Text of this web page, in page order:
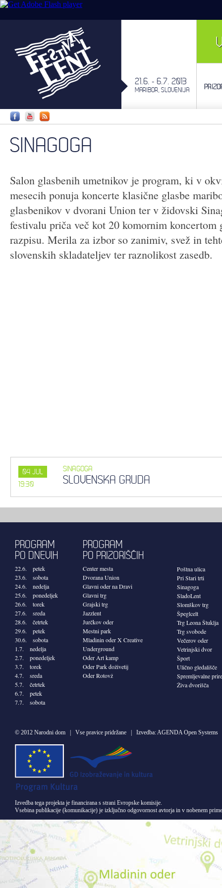
21.6. - 6.7. 2013
MARIBOR, SLOVENIJA
SINAGOGA
Salon glasbenih umetnikov je program, ki v
mesecih ponuja koncerte klasične glasbe
glasbenikov v dvorani Union ter v židovski
festivalu priča več kot 20 komornim koncertom
razpisu. Merila za izbor so zanimiv, svež in
slovenskih skladateljev ter raznolikost zasedb.
04 JUL
19:30
SINAGOGA
SLOVENSKA GRUDA
PROGRAM
PO DNEVIH
22.6. petek
23.6. sobota
24.6. nedelja
25.6. ponedeljek
26.6. torek
27.6. sreda
28.6. četrtek
29.6. petek
30.6. sobota
1.7. nedelja
2.7. ponedeljek
3.7. torek
4.7. sreda
5.7. četrtek
6.7. petek
7.7. sobota
PROGRAM
PO PRIZORIŠČIH
Center mesta
Dvorana Union
Glavni oder na Dravi
Glavni trg
Grajski trg
Jazzlent
Jurčkov oder
Mestni park
Mladinin oder X Creative
Underground
Oder Art kamp
Oder Park doživetij
Oder Rotovž
Poštna ulica
Pri Stari trti
Sinagoga
SladoLent
Slomškov trg
Špeglcelt
Trg Leona Štuklja
Trg svobode
Večerov oder
Vetrinjski dvor
Šport
Ulično gledališče
Spremljevalne
Živa dvorišča
© 2012 Narodni dom | Vse pravice pridržane | Izvedba:AGENDA Open Systems
Izvedba tega projekta je financirana s strani Evropske komisije.
Vsebina publikacije (komunikacije) je izključno odgovornost avtorja in v nobenem